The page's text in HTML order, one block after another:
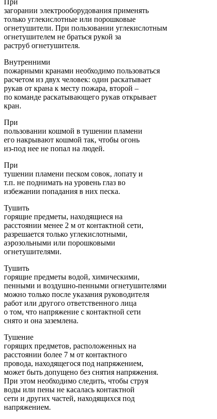
При
загорании электрооборудования применять
только углекислотные или порошковые
огнетушители. При пользовании углекислотным
огнетушителем не браться рукой за
раструб огнетушителя.
Внутренними
пожарными кранами необходимо пользоваться
расчетом из двух человек: один раскатывает
рукав от крана к месту пожара, второй –
по команде раскатывающего рукав открывает
кран.
При
пользовании кошмой в тушении пламени
его накрывают кошмой так, чтобы огонь
из-под нее не попал на людей.
При
тушении пламени песком совок, лопату и
т.п. не поднимать на уровень глаз во
избежании попадания в них песка.
Тушить
горящие предметы, находящиеся на
расстоянии менее 2 м от контактной сети,
разрешается только углекислотными,
аэрозольными или порошковыми
огнетушителями.
Тушить
горящие предметы водой, химическими,
пенными и воздушно-пенными огнетушителями
можно только после указания руководителя
работ или другого ответственного лица
о том, что напряжение с контактной сети
снято и она заземлена.
Тушение
горящих предметов, расположенных на
расстоянии более 7 м от контактного
провода, находящегося под напряжением,
может быть допущено без снятия напряжения.
При этом необходимо следить, чтобы струя
воды или пены не касалась контактной
сети и других частей, находящихся под
напряжением.